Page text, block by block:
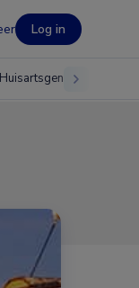
Log in
Huisartsgeneeskunde